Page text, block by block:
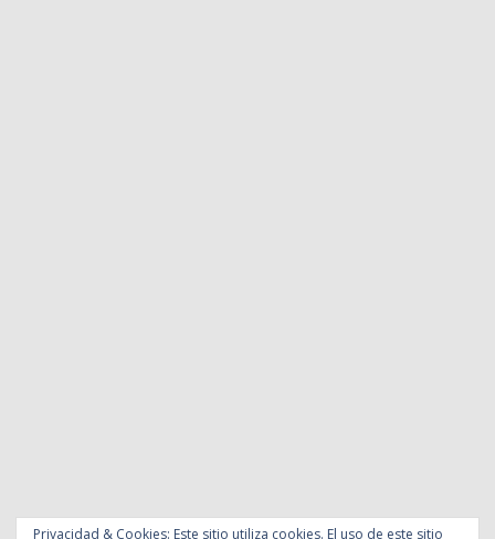
Privacidad & Cookies: Este sitio utiliza cookies. El uso de este sitio